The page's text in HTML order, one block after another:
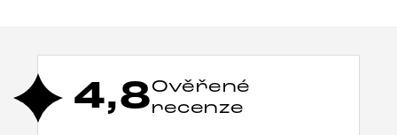
4,8Ověřené
recenze